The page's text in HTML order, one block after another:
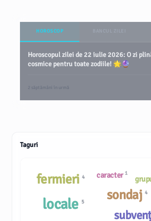
HOROSCOP
Horoscopul zilei de 22 iulie 2026: O zi
cosmice pentru toate zodiile! 🌟🔮
2 săptămâni în urmă
Taguri
caracter 1
sondaj4
fermieri 4
locale 5